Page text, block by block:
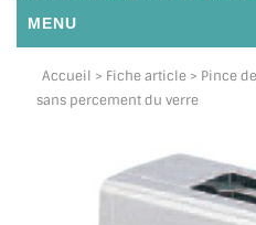
MENU
NOUS CONTACTER
DEMANDE DE DEVIS
Accueil > Fiche article > Pince
sans percement du verre